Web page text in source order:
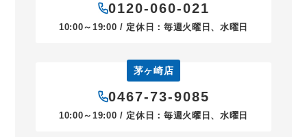
0120-060-021
10:00～19:00 / 定休日：毎週火曜日、水曜日
茅ヶ崎店
0467-73-9085
10:00～19:00 / 定休日：毎週火曜日、水曜日